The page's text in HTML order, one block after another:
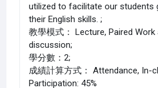
utilized to facilitate our students
their English skills. ;
教學模式： Lecture, Paired Work
discussion;
學分數：2;
成績計算方式： Attendance, In-
Participation: 45%